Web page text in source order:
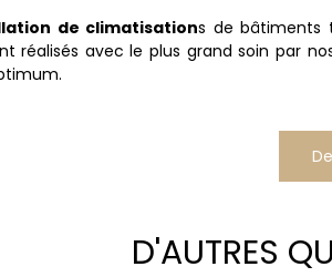
de climatisations de bâtiments
réalisés avec le plus grand soin par
D'AUTRES